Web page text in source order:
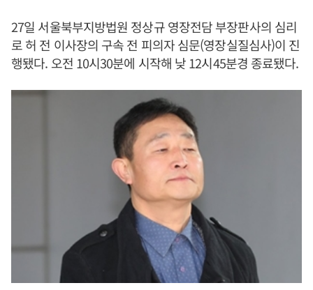
27일 서울북부지방법원 정상규 영장전담 부장판사의 심리
로 허 전 이사장의 구속 전 피의자 심문(영장실질심사)이 진
행됐다. 오전 10시30분에 시작해 낮 12시45분경 종료됐다.